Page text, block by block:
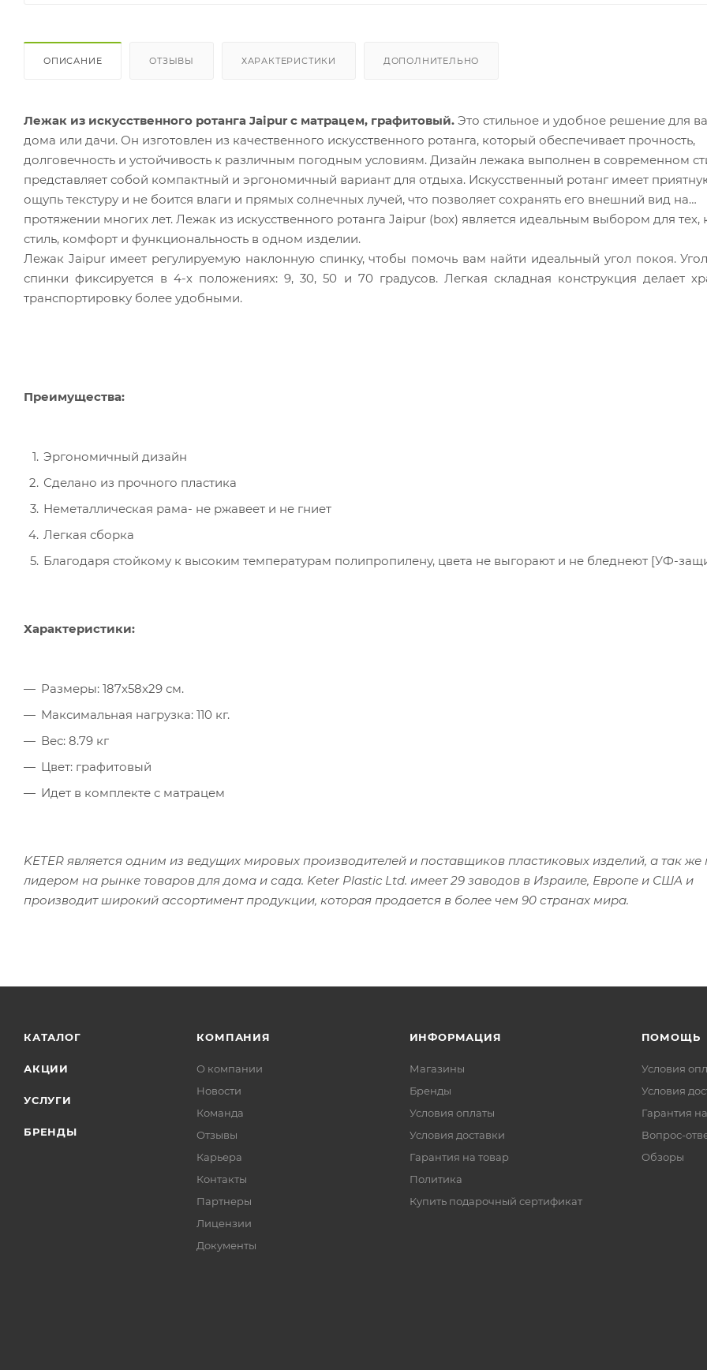
ОПИСАНИЕ ОТЗЫВЫ ХАРАКТЕРИСТИКИ ДОПОЛНИТЕЛЬНО
Лежак из искусственного ротанга Jaipur с матрацем, графитовый. Это стильное и удобное решение для
дома или дачи. Он изготовлен из качественного искусственного ротанга, который обеспечивает прочность,
долговечность и устойчивость к различным погодным условиям. Дизайн лежака выполнен в современном
представляет собой компактный и эргономичный вариант для отдыха. Искусственный ротанг имеет
ощупь текстуру и не боится влаги и прямых солнечных лучей, что позволяет сохранять его внешний вид на
протяжении многих лет. Лежак из искусственного ротанга Jaipur (box) является идеальным выбором для тех,
стиль, комфорт и функциональность в одном изделии.
Лежак Jaipur имеет регулируемую наклонную спинку, чтобы помочь вам найти идеальный угол покоя.
спинки фиксируется в 4-х положениях: 9, 30, 50 и 70 градусов. Легкая складная конструкция делает
транспортировку более удобными.
Преимущества:
Эргономичный дизайн
Сделано из прочного пластика
Неметаллическая рама- не ржавеет и не гниет
Легкая сборка
Благодаря стойкому к высоким температурам полипропилену, цвета не выгорают и не бледнеют [УФ-
Характеристики:
Размеры: 187x58x29 см.
Максимальная нагрузка: 110 кг.
Вес: 8.79 кг
Цвет: графитовый
Идет в комплекте с матрацем
KETER является одним из ведущих мировых производителей и поставщиков пластиковых изделий, а так
лидером на рынке товаров для дома и сада. Keter Plastic Ltd. имеет 29 заводов в Израиле, Европе и США и
производит широкий ассортимент продукции, которая продается в более чем 90 странах мира.
КАТАЛОГ
АКЦИИ
УСЛУГИ
БРЕНДЫ
КОМПАНИЯ
О компании
Новости
Команда
Отзывы
Карьера
Контакты
Партнеры
Лицензии
Документы
ИНФОРМАЦИЯ
Магазины
Бренды
Условия оплаты
Условия доставки
Гарантия на товар
Политика
Купить подарочный сертификат
ПОМОЩЬ
Условия
Условия
Гарантия
Вопрос-
Обзоры